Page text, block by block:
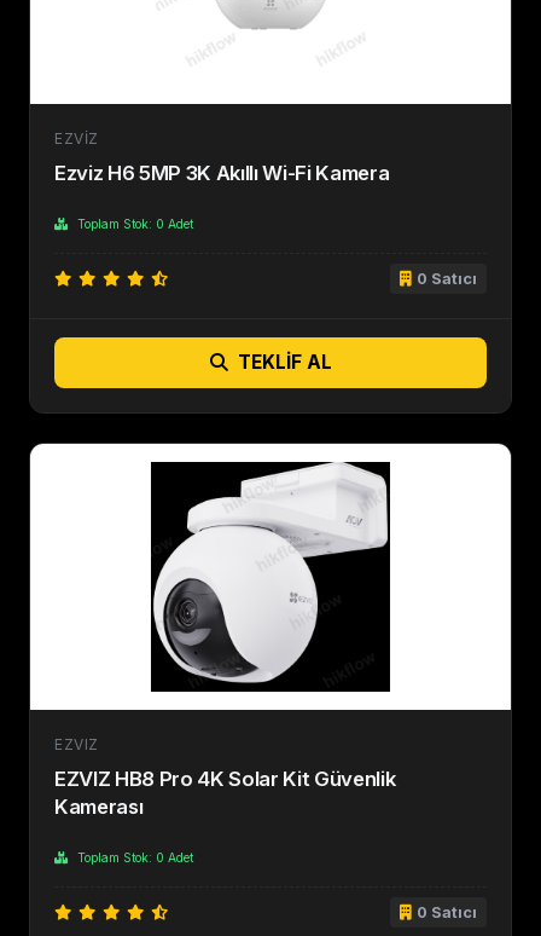
EZVIZ
Ezviz H6 5MP 3K Akıllı Wi-Fi Kamera
Toplam Stok: 0 Adet
0 Satıcı
TEKLIF AL
EZVIZ
EZVIZ HB8 Pro 4K Solar Kit Güvenlik
Kamerası
Toplam Stok: 0 Adet
0 Satıcı